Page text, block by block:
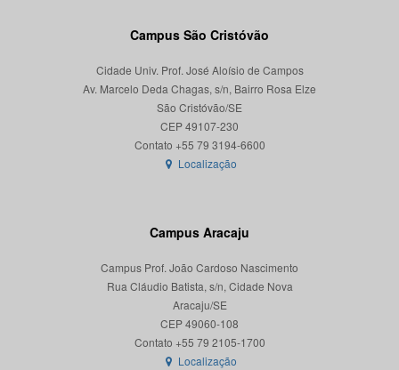
Campus São Cristóvão
Cidade Univ. Prof. José Aloísio de Campos
Av. Marcelo Deda Chagas, s/n, Bairro Rosa Elze
São Cristóvão/SE
CEP 49107-230
Localização
Campus Aracaju
Campus Prof. João Cardoso Nascimento
Rua Cláudio Batista, s/n, Cidade Nova
Aracaju/SE
CEP 49060-108
Localização